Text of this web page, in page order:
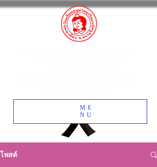
ME
NU
โพสต์